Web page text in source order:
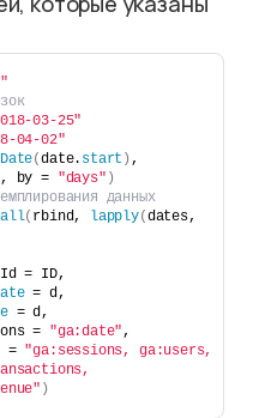
03-25"
04-02"
Date(date. start ) ,
, by = "days" )
данных
( rbind, lapply(
= ID,
= d,
= d,
=
"ga:date" ,
=
"ga:sessions, ga:users,
)